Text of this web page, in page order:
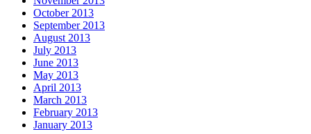
October 2013
September 2013
August 2013
July 2013
June 2013
May 2013
April 2013
March 2013
February 2013
January 2013